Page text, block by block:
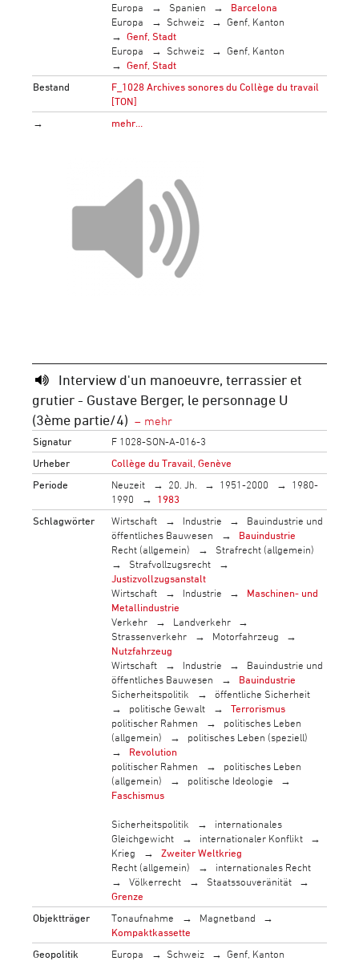
Europa
Spanien
Barcelona
Europa
Schweiz
Genf, Kanton
Genf, Stadt
Europa
Schweiz
Genf, Kanton
Genf, Stadt
Bestand
F_1028 Archives sonores du Collège du travail
[TON]
→
mehr…
Interview d'un manoeuvre, terrassier et
grutier - Gustave Berger, le personnage U
(3ème partie/4)
Signatur
F 1028-SON-A-016-3
Urheber
Collège du Travail, Genève
Periode
Neuzeit 20. Jh. 1951-2000
1980-
1990
1983
Schlagwörter
Wirtschaft Industrie
Bauindustrie und
öffentliches Bauwesen
Bauindustrie
Recht (allgemein)
Strafrecht (allgemein)
Strafvollzugsrecht
Justizvollzugsanstalt
Wirtschaft
Industrie
Maschinen- und
Metallindustrie
Verkehr
Landverkehr
Strassenverkehr
Motorfahrzeug
Nutzfahrzeug
Wirtschaft
Industrie
Bauindustrie und
öffentliches Bauwesen
Bauindustrie
Sicherheitspolitik
öffentliche Sicherheit
politische Gewalt
Terrorismus
politischer Rahmen
politisches Leben
(allgemein)
politisches Leben (speziell)
Revolution
politischer Rahmen
politisches Leben
(allgemein)
politische Ideologie
Faschismus
Sicherheitspolitik
internationales
Gleichgewicht
internationaler Konflikt
Krieg
Zweiter Weltkrieg
Recht (allgemein)
internationales Recht
Völkerrecht
Staatssouveränität
Grenze
Objektträger
Tonaufnahme
Magnetband
Kompaktkassette
Geopolitik
Europa Schweiz
Genf, Kanton